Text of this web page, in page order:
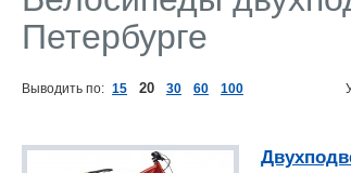
Петербурге
Выводить по: 15 20 30 60 100